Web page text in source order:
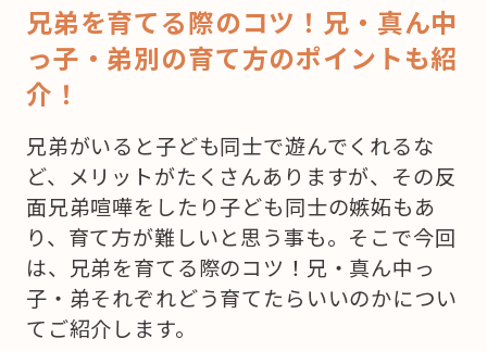
兄弟を育てる際のコツ！兄・真ん中
っ子・弟別の育て方のポイントも紹
介！
兄弟がいると子ども同士で遊んでくれるな
ど、メリットがたくさんありますが、その反
面兄弟喧嘩をしたり子ども同士の嫉妬もあ
り、育て方が難しいと思う事も。そこで今回
は、兄弟を育てる際のコツ！兄・真ん中っ
子・弟それぞれどう育てたらいいのかについ
てご紹介します。